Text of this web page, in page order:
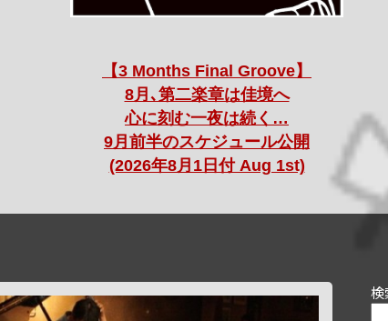
【3 Months Final Groove】
8月､第二楽章は佳境へ
心に刻む一夜は続く…
9月前半のスケジュール公開
(2026年8月1日付 Aug 1st)
検